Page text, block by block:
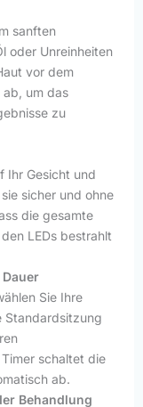
sanften
oder Unreinheiten
vor dem
um das
zu
Ihr Gesicht und
sicher und ohne
die gesamte
LEDs bestrahlt
Sie Ihre
Standardsitzung
schaltet die
ab.
Behandlung